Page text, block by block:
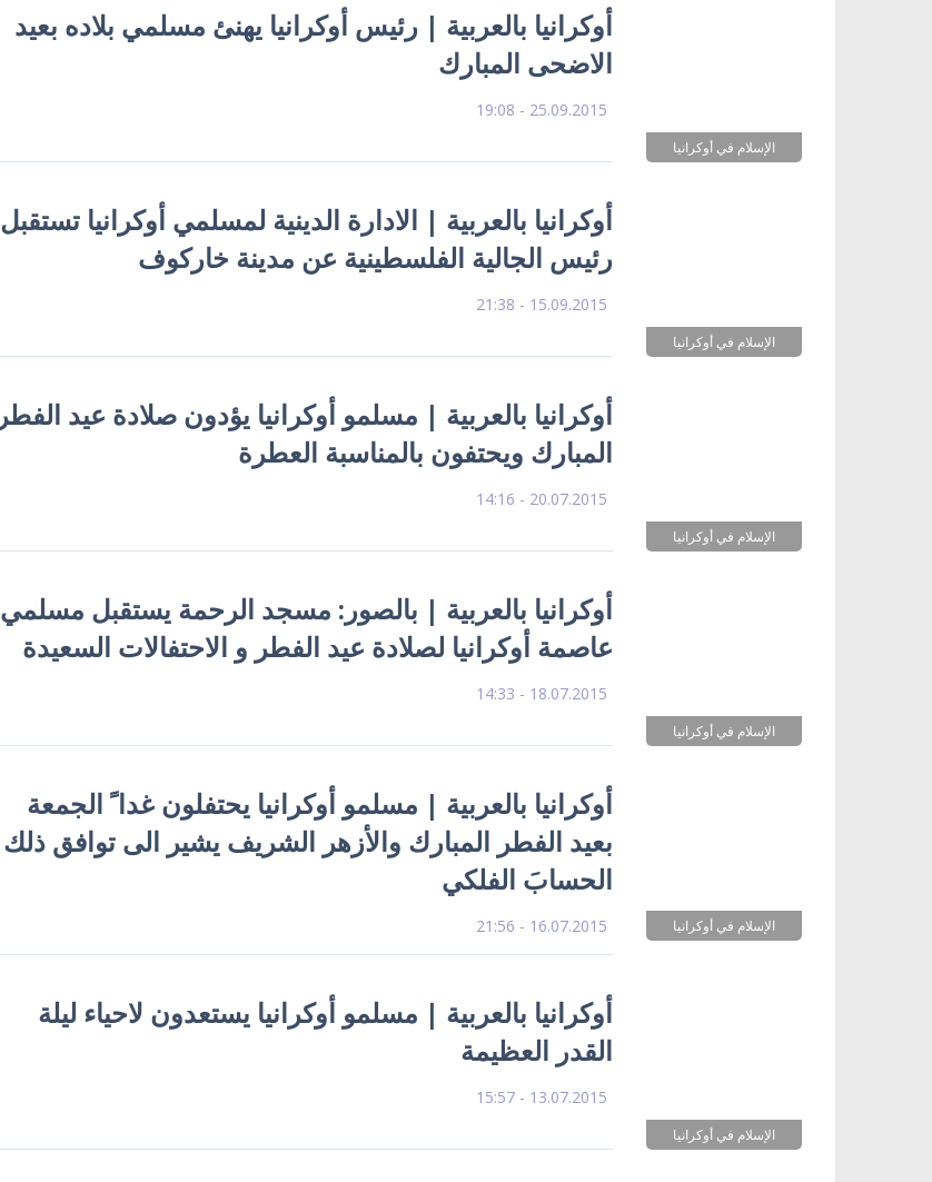
الإسلام في أوكرانيا
أوكرانيا بالعربية | رئيس أوكرانيا يهنئ مسلمي بلاده بعيد
الاضحى المبارك
25.09.2015 - 19:08
الإسلام في أوكرانيا
أوكرانيا بالعربية | الادارة الدينية لمسلمي أوكرانيا تستقبل
رئيس الجالية الفلسطينية عن مدينة خاركوف
15.09.2015 - 21:38
الإسلام في أوكرانيا
أوكرانيا بالعربية | مسلمو أوكرانيا يؤدون صلادة عيد الفطر
المبارك ويحتفون بالمناسبة العطرة
20.07.2015 - 14:16
الإسلام في أوكرانيا
أوكرانيا بالعربية | بالصور: مسجد الرحمة يستقبل مسلمي
عاصمة أوكرانيا لصلادة عيد الفطر و الاحتفالات السعيدة
18.07.2015 - 14:33
الإسلام في أوكرانيا
أوكرانيا بالعربية | مسلمو أوكرانيا يحتفلون غدا ً الجمعة
بعيد الفطر المبارك والأزهر الشريف يشير الى توافق ذلك
الحسابَ الفلكي
16.07.2015 - 21:56
الإسلام في أوكرانيا
أوكرانيا بالعربية | مسلمو أوكرانيا يستعدون لاحياء ليلة
القدر العظيمة
13.07.2015 - 15:57